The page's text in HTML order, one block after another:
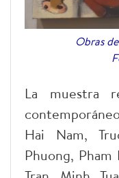
Obras
La muestra
Hai Nam,
Phuong,